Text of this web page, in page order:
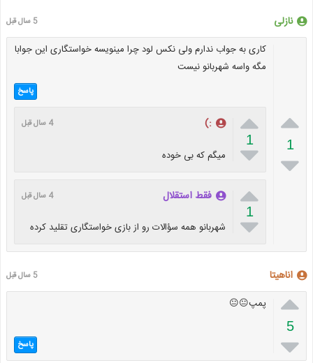
نازلی 5 سال قبل

1

کاری به جواب ندارم ولی نکس لود چرا مینویسه خواستگاری این جوابا
مگه واسه شهربانو نیست
پاسخ

1

:) 4 سال قبل
میگم که بی خوده

1

فقط استقلال 4 سال قبل
شهربانو همه سؤالات رو از بازی خواستگاری تقلید کرده
اناهیتا 5 سال قبل

5

پمپ😐😐
پاسخ